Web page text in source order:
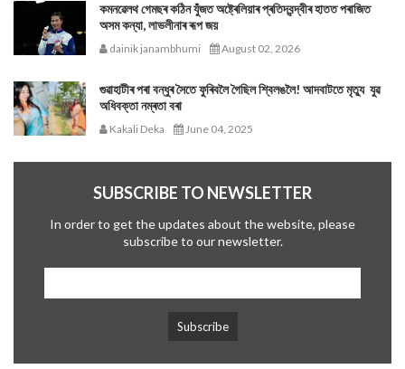
কমনৱেলথ গেমছৰ কঠিন যুঁজত অষ্ট্ৰেলিয়াৰ প্ৰতিদ্বন্দ্বীৰ হাতত পৰাজিত
অসম কন্যা, লাভলীনাৰ ৰূপ জয়
dainik janambhumi August 02, 2026
গুৱাহাটীৰ পৰা বন্ধুৰ সৈতে ফুৰিবলৈ গৈছিল শ্বিলঙলৈ! আদবাটতে মৃত্যু যুৱ
অধিবক্তা নম্ৰতা বৰা
Kakali Deka June 04, 2025
SUBSCRIBE TO NEWSLETTER
In order to get the updates about the website, please
subscribe to our newsletter.